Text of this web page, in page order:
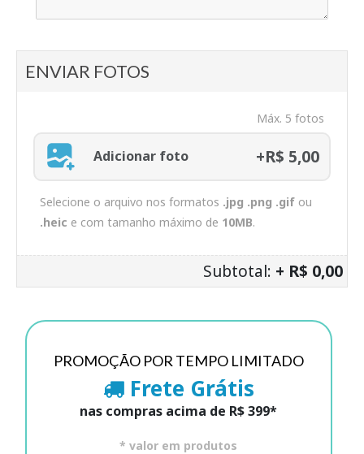
ENVIAR FOTOS
Máx. 5 fotos
Adicionar foto +R$ 5,00
Selecione o arquivo nos formatos .jpg .png .gif ou
.heic e com tamanho máximo de 10MB.
Subtotal: + R$ 0,00
PROMOÇÃO POR TEMPO LIMITADO
Frete Grátis
nas compras acima de R$ 399*
* valor em produtos